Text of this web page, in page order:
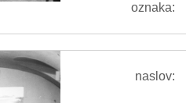
oznaka:
naslov: